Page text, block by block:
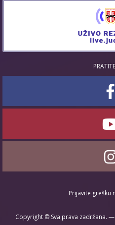
Prijavite grešku
Copyright © Sva prava zadržana. —